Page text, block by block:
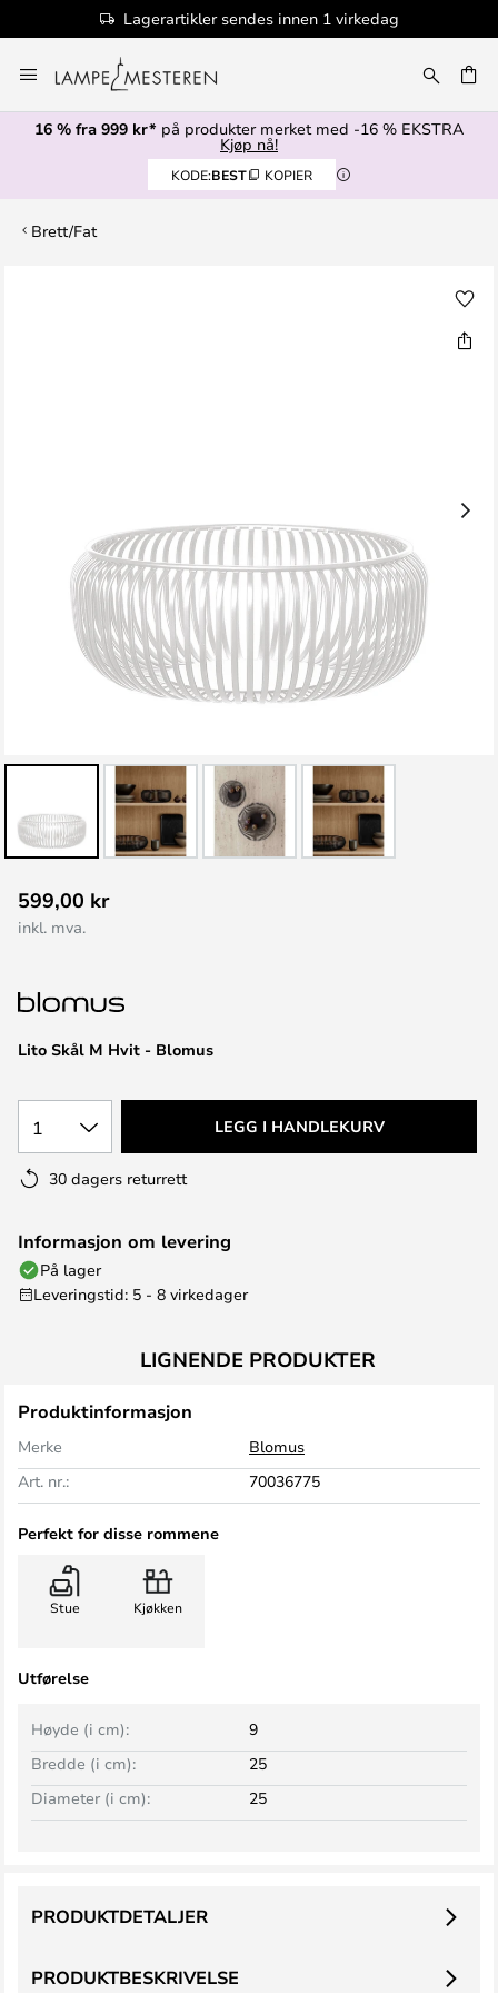
Lagerartikler sendes innen 1 virkedag
til
innhold
16 % fra 999 kr* på produkter merket med -16 % EKSTRA
Kjøp nå!
KODE:BEST KOPIER
Brett/Fat
til
begynnelsen
bildegalleri
Lito Skål M Hvit - Blomus
599,00 kr
inkl. mva.
1 LEGG I HANDLEKURV
30 dagers returrett
Informasjon om levering
På lager
Leveringstid: 5 - 8 virkedager
LIGNENDE PRODUKTER
Produktinformasjon
Merke
Blomus
Art. nr.:
70036775
Perfekt for disse rommene
Stue Kjøkken
Utførelse
Bredde (i cm): 25
Høyde (i cm): 9
Diameter (i cm): 25
PRODUKTBESKRIVELSE
PRODUKTDETALJER